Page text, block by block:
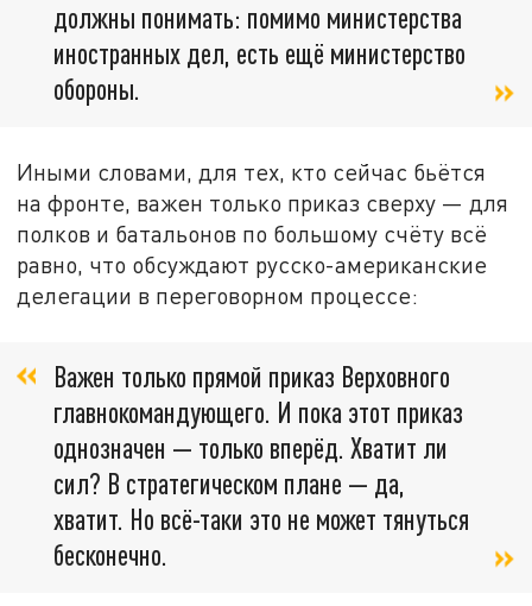
должны понимать: помимо министерства
иностранных дел, есть ещё министерство
обороны.
Иными словами, для тех, кто сейчас бьётся
на фронте, важен только приказ сверху — для
полков и батальонов по большому счёту всё
равно, что обсуждают русско-американские
делегации в переговорном процессе:
Важен только прямой приказ Верховного
главнокомандующего. И пока этот приказ
однозначен — только вперёд. Хватит ли
сил? В стратегическом плане — да,
хватит. Но всё-таки это не может тянуться
бесконечно.